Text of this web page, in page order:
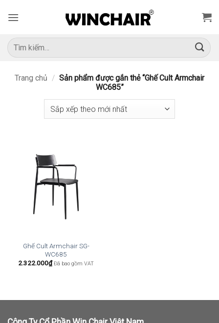
qua
dung
Tìm
kiếm:
Trang chủ / Sản phẩm được gắn thẻ “Ghế Cult Armchair
WC685”
Ghế Cult Armchair SG-
WC685
2.322.000₫ Đã bao gồm VAT